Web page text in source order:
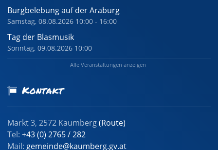
Burgbelebung auf der Araburg
Samstag, 08.08.2026 10:00 - 16:00
Tag der Blasmusik
Sonntag, 09.08.2026 10:00
Alle Veranstaltungen anzeigen
Kontakt
Markt 3, 2572 Kaumberg(Route)
Tel: +43 (0) 2765 / 282
Mail: gemeinde@kaumberg.gv.at